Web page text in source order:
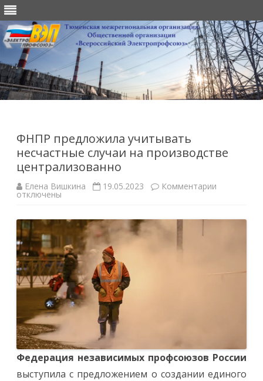
ФНПР предложила учитывать
несчастные случаи на производстве
централизованно
Елена Вишкина 19.05.2023 Комментарии
учитывать
отключены
Федерация независимых профсоюзов России
выступила с предложением о создании единого